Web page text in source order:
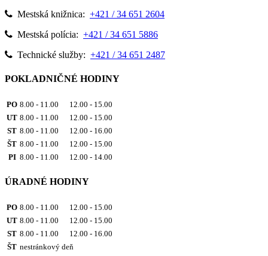
Mestská knižnica: +421 / 34 651 2604
Mestská polícia: +421 / 34 651 5886
Technické služby: +421 / 34 651 2487
POKLADNIČNÉ HODINY
PO 8.00 - 11.00 12.00 - 15.00
UT 8.00 - 11.00 12.00 - 15.00
ST 8.00 - 11.00 12.00 - 16.00
ŠT 8.00 - 11.00 12.00 - 15.00
PI 8.00 - 11.00 12.00 - 14.00
ÚRADNÉ HODINY
PO 8.00 - 11.00 12.00 - 15.00
UT 8.00 - 11.00 12.00 - 15.00
ST 8.00 - 11.00 12.00 - 16.00
ŠT nestránkový deň